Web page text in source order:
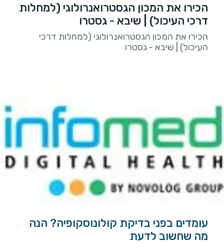
הכירו את המכון הגסטרואנרולוגי (למחלות
דרכי העיכול) | שיבא - גסטרו
הכירו את המכון הגסטרואנרולוגי (למחלות דרכי
העיכול) | שיבא - גסטרו
עומדים בפני בדיקת קולונוסקופיה? הנה
מה שחשוב לדעת